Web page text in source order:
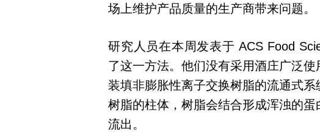
场上维护产品质量的生产商带来问题。
研究人员在本周发表于 ACS Food
了这一方法。他们没有采用酒庄广泛
装填非膨胀性离子交换树脂的流通式
树脂的柱体，树脂会结合形成浑浊的
流出。